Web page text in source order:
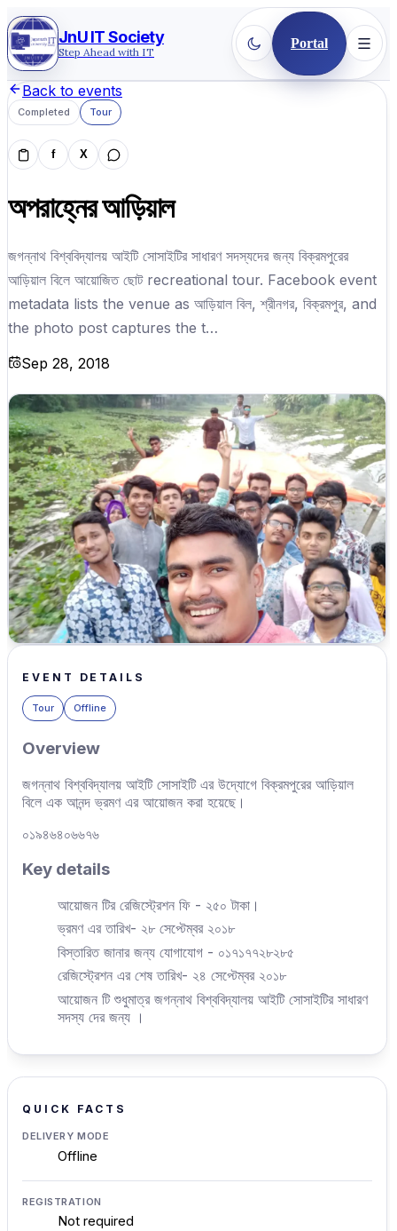
JnU IT Society
Step Ahead with IT
Portal
Back to events
Completed Tour
f X
অপরাহ্নের আড়িয়াল
জগন্নাথ বিশ্ববিদ্যালয় আইটি সোসাইটির সাধারণ সদস্যদের জন্য বিক্রমপুরের
আড়িয়াল বিলে আয়োজিত ছোট recreational tour. Facebook event
metadata lists the venue as আড়িয়াল বিল, শ্রীনগর, বিক্রমপুর, and
the photo post captures the t…
Sep 28, 2018
EVENT DETAILS
Tour Offline
Overview
জগন্নাথ বিশ্ববিদ্যালয় আইটি সোসাইটি এর উদ্যোগে বিক্রমপুরের আড়িয়াল
বিলে এক আনন্দ ভ্রমণ এর আয়োজন করা হয়েছে।
০১৯৪৬৪০৬৬৭৬
Key details
আয়োজন টির রেজিস্ট্রেশন ফি - ২৫০ টাকা।
ভ্রমণ এর তারিখ- ২৮ সেপ্টেম্বর ২০১৮
বিস্তারিত জানার জন্য যোগাযোগ - ০১৭১৭৭২৮২৮৫
রেজিস্ট্রেশন এর শেষ তারিখ- ২৪ সেপ্টেম্বর ২০১৮
আয়োজন টি শুধুমাত্র জগন্নাথ বিশ্ববিদ্যালয় আইটি সোসাইটির সাধারণ
সদস্য দের জন্য ।
QUICK FACTS
DELIVERY MODE
Offline
REGISTRATION
Not required